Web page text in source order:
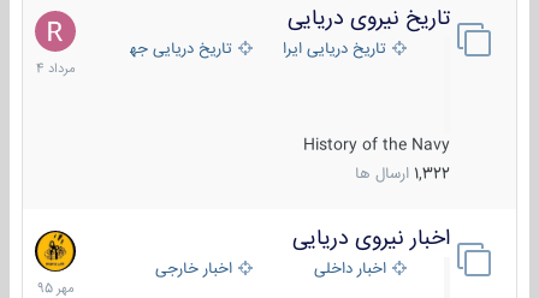
تاریخ نیروی دریایی
تاریخ دریایی ایران تاریخ دریایی جهان
History of the Navy
1,322 ارسال ها
16
مرداد
1404
اخبار نیروی دریایی
اخبار داخلی اخبار خارجی
27
مهر
1395